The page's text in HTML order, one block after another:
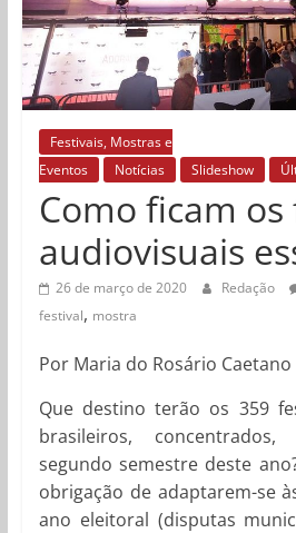
Festivais, Mostras e
Eventos
Notícias Slideshow
Como ficam os
audiovisuais
26 de março de 2020 Redação
festival, mostra
Por Maria do Rosário Caetano
Que destino terão os 359
brasileiros,
segundo semestre deste
obrigação de adaptarem-se
ano eleitoral (disputas